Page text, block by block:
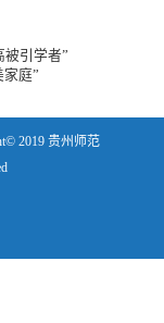
被引学者”
庭”
2019 贵州师范